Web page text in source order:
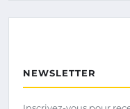
NEWSLETTER